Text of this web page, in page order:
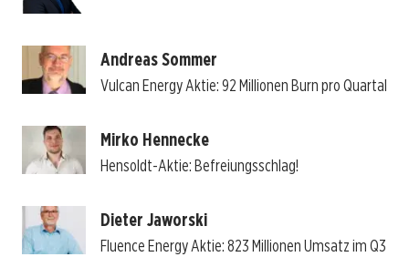
Andreas Sommer
Vulcan Energy Aktie: 92 Millionen Burn pro Quartal
Mirko Hennecke
Hensoldt-Aktie: Befreiungsschlag!
Dieter Jaworski
Fluence Energy Aktie: 823 Millionen Umsatz im Q3